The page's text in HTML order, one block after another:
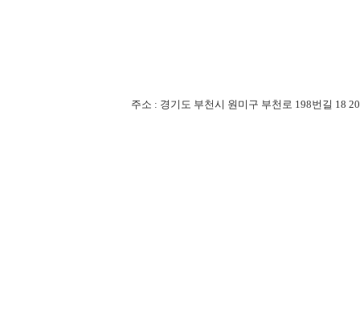
주소 : 경기도 부천시 원미구 부천로 198번길